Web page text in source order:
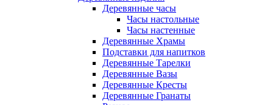
Деревянные часы
Часы настольные
Часы настенные
Деревянные Храмы
Подставки для напитков
Деревянные Тарелки
Деревянные Вазы
Деревянные Кресты
Деревянные Гранаты